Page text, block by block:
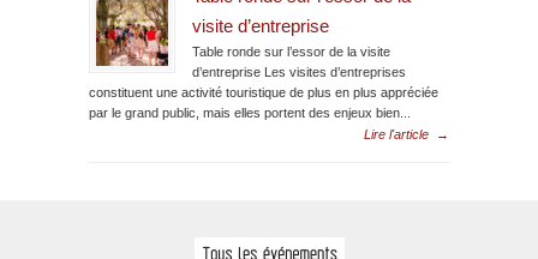
visite d’entreprise
Table ronde sur l’essor de la visite
d’entreprise Les visites d’entreprises
constituent une activité touristique de plus en plus appréciée
par le grand public, mais elles portent des enjeux bien...
Lire l'article
→